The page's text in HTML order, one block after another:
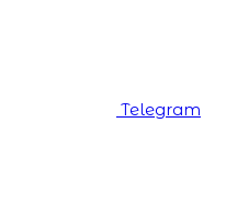
Telegram